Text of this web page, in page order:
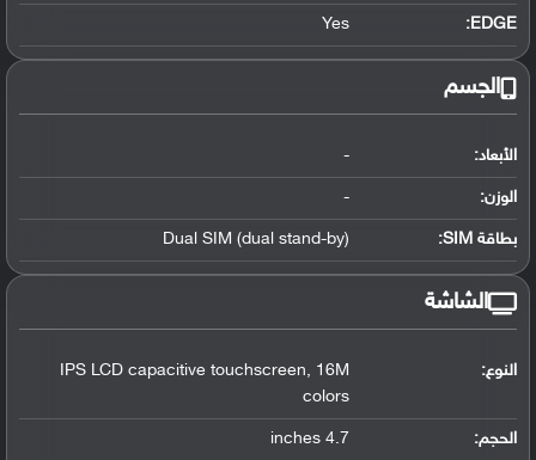
EDGE:
Yes
الجسم
الأبعاد: -
الوزن: -
بطاقة SIM: Dual SIM (dual stand-by)
الشاشة
النوع:
IPS LCD capacitive touchscreen, 16M
colors
الحجم: 4.7 inches